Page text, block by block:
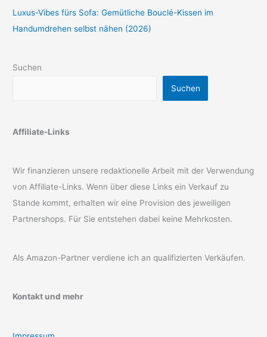
Luxus-Vibes fürs Sofa: Gemütliche Bouclé-Kissen im
Handumdrehen selbst nähen (2026)
Suchen
Suchen
Affiliate-Links
Wir finanzieren unsere redaktionelle Arbeit mit der Verwendung
von Affiliate-Links. Wenn über diese Links ein Verkauf zu
Stande kommt, erhalten wir eine Provision des jeweiligen
Partnershops. Für Sie entstehen dabei keine Mehrkosten.
Als Amazon-Partner verdiene ich an qualifizierten Verkäufen.
Kontakt und mehr